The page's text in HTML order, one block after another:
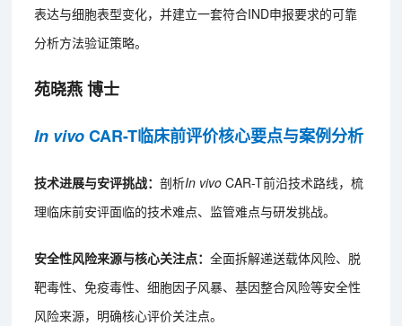
表达与细胞表型变化，并建立一套符合IND申报要求的可靠
分析方法验证策略。
苑晓燕 博士
In vivoCAR-T临床前评价核心要点与案例分析
技术进展与安评挑战：剖析In vivoCAR-T前沿技术路线，梳
理临床前安评面临的技术难点、监管难点与研发挑战。
安全性风险来源与核心关注点：全面拆解递送载体风险、脱
靶毒性、免疫毒性、细胞因子风暴、基因整合风险等安全性
风险来源，明确核心评价关注点。